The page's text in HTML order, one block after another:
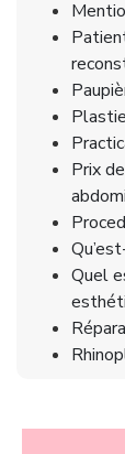
Prix
Quel